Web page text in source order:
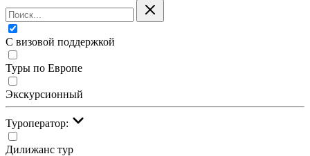
С визовой поддержкой
Туры по Европе
Экскурсионный
Туроператор:
Дилижанс тур